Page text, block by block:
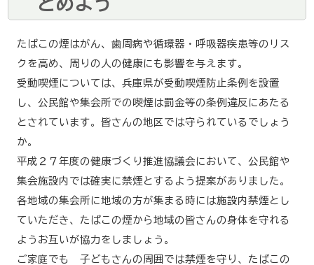
たばこの煙はがん、歯周病や循環器・呼吸器疾患等のリス
クを高め、周りの人の健康にも影響を与えます。
受動喫煙については、兵庫県が受動喫煙防止条例を設置
し、公民館や集会所での喫煙は罰金等の条例違反にあたる
とされています。皆さんの地区では守られているでしょう
か。
平成２７年度の健康づくり推進協議会において、公民館や
集会施設内では確実に禁煙とするよう提案がありました。
各地域の集会所に地域の方が集まる時には施設内禁煙とし
ていただき、たばこの煙から地域の皆さんの身体を守れる
ようお互いが協力をしましょう。
ご家庭でも 子どもさんの周囲では禁煙を守り、たばこの